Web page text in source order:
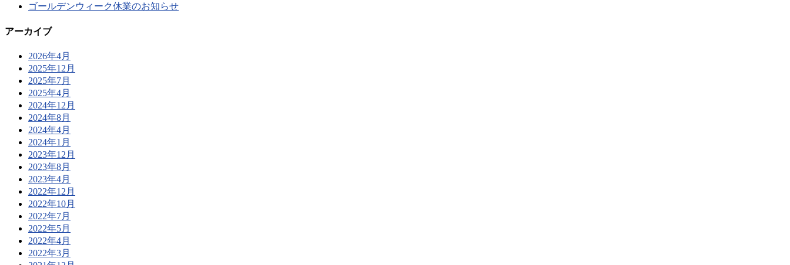
ゴールデンウィーク休業のお知らせ
アーカイブ
2026年4月
2025年12月
2025年7月
2025年4月
2024年12月
2024年8月
2024年4月
2024年1月
2023年12月
2023年8月
2023年4月
2022年12月
2022年10月
2022年7月
2022年5月
2022年4月
2022年3月